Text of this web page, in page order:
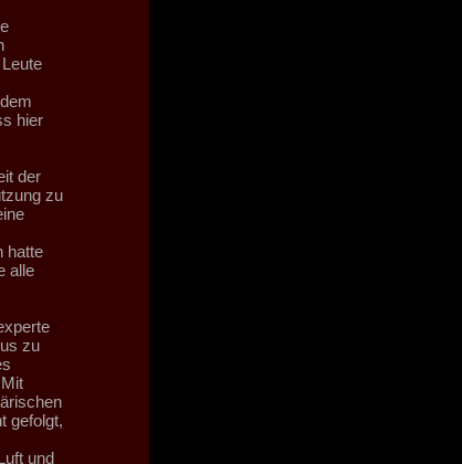
hier
der
zu
hatte
alle
zu
gefolgt,
und